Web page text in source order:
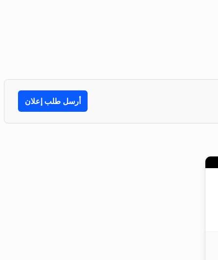
أرسل طلب إعلان